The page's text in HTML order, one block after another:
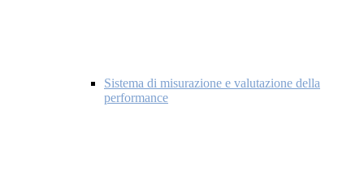
Sistema di misurazione e valutazione della
performance